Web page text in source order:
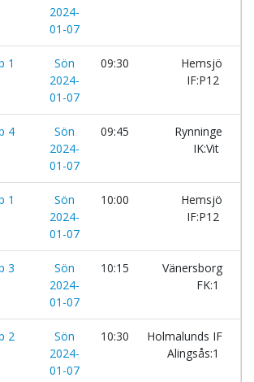
2024-
01-07
1
Sön
2024-
01-07
09:30
Hemsjö
IF:P12
4
Sön
2024-
01-07
09:45
Rynninge
IK:Vit
1
Sön
2024-
01-07
10:00
Hemsjö
IF:P12
3
Sön
2024-
01-07
10:15
Vänersborg
FK:1
2
Sön
2024-
01-07
10:30
Holmalunds IF
Alingsås:1